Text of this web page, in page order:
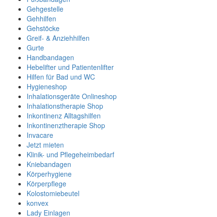
Gehgestelle
Gehhilfen
Gehstöcke
Greif- & Anziehhilfen
Gurte
Handbandagen
Hebelifter und Patientenlifter
Hilfen für Bad und WC
Hygieneshop
Inhalationsgeräte Onlineshop
Inhalationstherapie Shop
Inkontinenz Alltagshilfen
Inkontinenztherapie Shop
Invacare
Jetzt mieten
Klinik- und Pflegeheimbedarf
Kniebandagen
Körperhygiene
Körperpflege
Kolostomiebeutel
konvex
Lady Einlagen